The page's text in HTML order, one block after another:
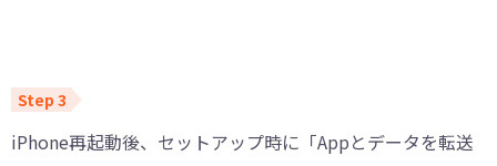
iPhone再起動後、セットアップ時に「Appとデータを転送